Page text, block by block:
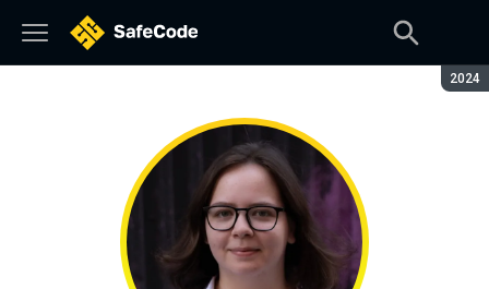
2024